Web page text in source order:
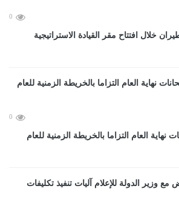
0
خلال افتتاح مقر القيادة الاستراتيجية
0
نهاية العام التزاما بالخريطة الزمنية للعام